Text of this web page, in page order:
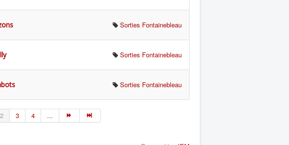
Sorties Fontainebleau
Sorties Fontainebleau
Sorties Fontainebleau
2 3 4 ...